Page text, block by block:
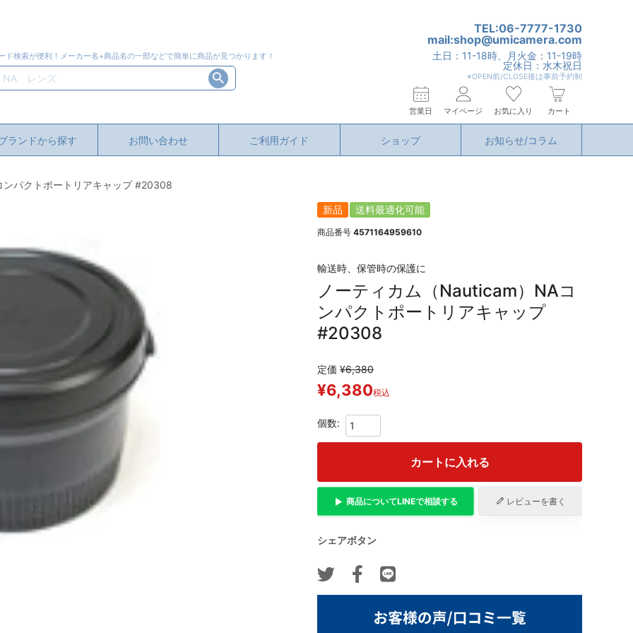
ド検索が便利！メーカー名+商品名の一部などで簡単に商品が見つかります！
TEL:06-7777-1730
mail:shop@umicamera.com
土日：11-18時、月火金：11-19時
定休日：水木祝日
※OPEN前/CLOSE後は事前予約制
営業日 マイページ お気に入り カート
ランドから探す お問い合わせ ご利用ガイド ショップ お知らせ/コラム
パクトポートリアキャップ #20308
新品 送料最適化可能
商品番号 4571164959610
輸送時、保管時の保護に
ノーティカム（Nauticam）NAコ
ンパクトポートリアキャップ
#20308
定価 ¥6,380
¥6,380税込
カートに入れる
商品についてLINEで相談する レビューを書く
シェアボタン